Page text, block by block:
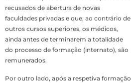
recusados de abertura de novas
faculdades privadas e que, ao contrário de
outros cursos superiores, os médicos,
ainda antes de terminarem a totalidade
do processo de formação (internato), são
remunerados.
Por outro lado, após a respetiva formação